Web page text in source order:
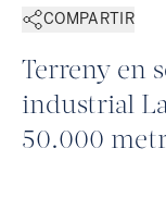
COMPARTIR
Terreny en
industrial
50.000